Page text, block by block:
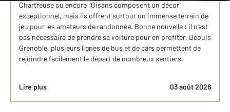
Chartreuse ou encore l'Oisans composent un décor
exceptionnel, mais ils offrent surtout un immense terrain de
jeu pour les amateurs de randonnée. Bonne nouvelle : il n'est
pas nécessaire de prendre sa voiture pour en profiter. Depuis
Grenoble, plusieurs lignes de bus et de cars permettent de
rejoindre facilement le départ de nombreux sentiers.
Lire plus 03 août 2026